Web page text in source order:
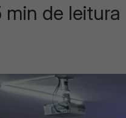
min de leitura